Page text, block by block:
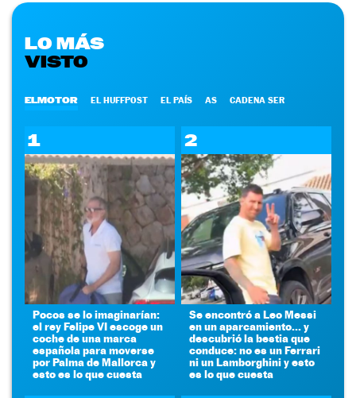
LO MÁS
VISTO
ELMOTOR EL HUFFPOST EL PAÍS AS CADENA SER
1
Pocos se lo imaginarían:
el rey Felipe VI escoge un
coche de una marca
española para moverse
por Palma de Mallorca y
esto es lo que cuesta
2
Se encontró a Leo Messi
en un aparcamiento... y
descubrió la bestia que
conduce: no es un Ferrari
ni un Lamborghini y esto
es lo que cuesta